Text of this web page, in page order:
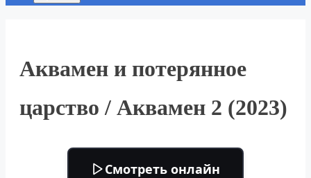
Аквамен и потерянное
царство / Аквамен 2 (2023)
Смотреть онлайн